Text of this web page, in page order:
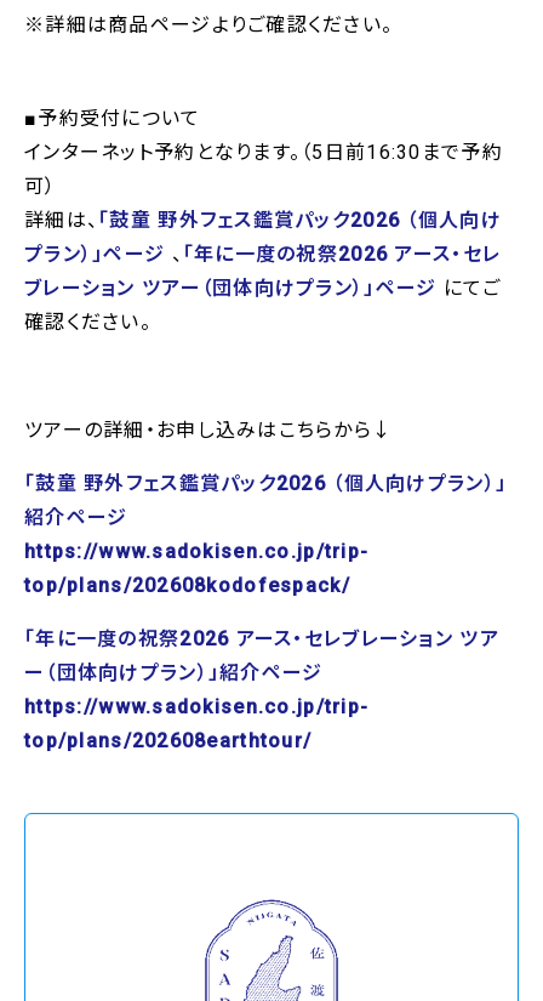
※詳細は商品ページよりご確認ください。
■予約受付について
インターネット予約となります。（5日前16:30まで予約
可）
詳細は、 「鼓童 野外フェス鑑賞パック2026 （個人向け
プラン）」ページ 、 「年に一度の祝祭2026 アース・セレ
ブレーション ツアー（団体向けプラン）」ページ にてご
確認ください。
ツアーの詳細・お申し込みはこちらから↓
「鼓童 野外フェス鑑賞パック2026 （個人向けプラン）」
紹介ページ
https://www.sadokisen.co.jp/trip-
top/plans/202608kodofespack/
「年に一度の祝祭2026 アース・セレブレーション ツア
ー（団体向けプラン）」紹介ページ
https://www.sadokisen.co.jp/trip-
top/plans/202608earthtour/